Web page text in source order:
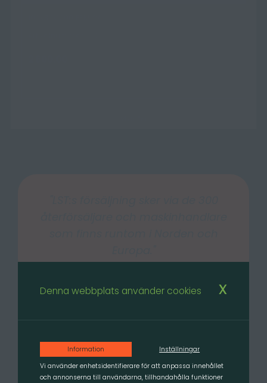
Våra produkter byggs i högkvalitativt stål upp till 500HB.
x
Denna webbplats använder cookies
Information
Inställningar
Vi använder enhetsidentifierare för att anpassa innehållet
och annonserna till användarna, tillhandahålla funktioner